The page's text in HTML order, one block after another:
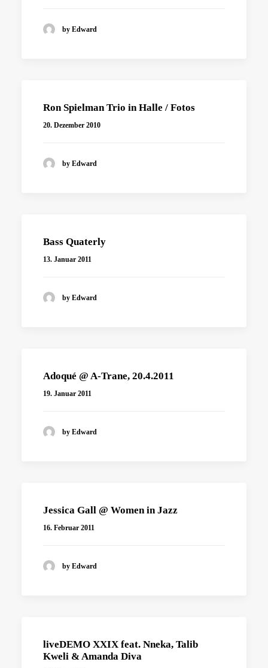
by Edward
Ron Spielman Trio in Halle / Fotos
20. Dezember 2010
by Edward
Bass Quaterly
13. Januar 2011
by Edward
Adoqué @ A-Trane, 20.4.2011
19. Januar 2011
by Edward
Jessica Gall @ Women in Jazz
16. Februar 2011
by Edward
liveDEMO XXIX feat. Nneka, Talib
Kweli & Amanda Diva